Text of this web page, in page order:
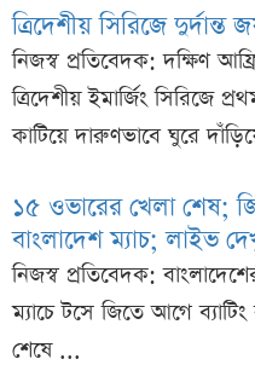
ত্রিদেশীয় সিরিজে দুর্দান্ত
নিজস্ব প্রতিবেদক: দক্ষিণ
ত্রিদেশীয় ইমার্জিং সিরিজে
কাটিয়ে দারুণভাবে ঘুরে
১৫ ওভারের খেলা শেষ;
বাংলাদেশ ম্যাচ; লাইভ
নিজস্ব প্রতিবেদক:
ম্যাচে টসে জিতে আগে
শেষে ...